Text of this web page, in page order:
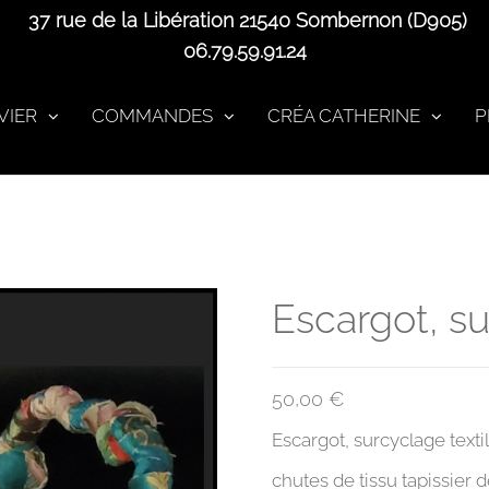
37 rue de la Libération 21540 Sombernon (D905)
06.79.59.91.24
COMMANDES CRÉA CATHERINE
Escargot,
50,00 €
Escargot, surcyclage
chutes de tissu tapissier